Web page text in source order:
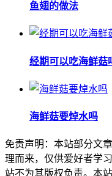
鱼翅的做法
经期可以吃海鲜菇
海鲜菇要焯水吗
免责声明：本站部分文
理而来，仅供爱好者学
站不为其版权负责。本